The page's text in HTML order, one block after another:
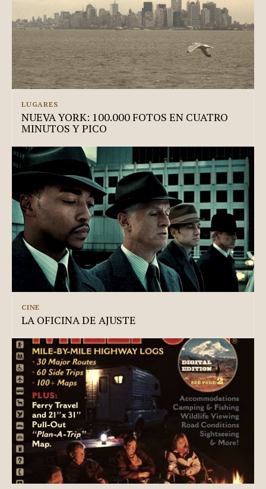
LUGARES
NUEVA YORK: 100.000 FOTOS EN CUATRO
MINUTOS Y PICO
CINE
LA OFICINA DE AJUSTE